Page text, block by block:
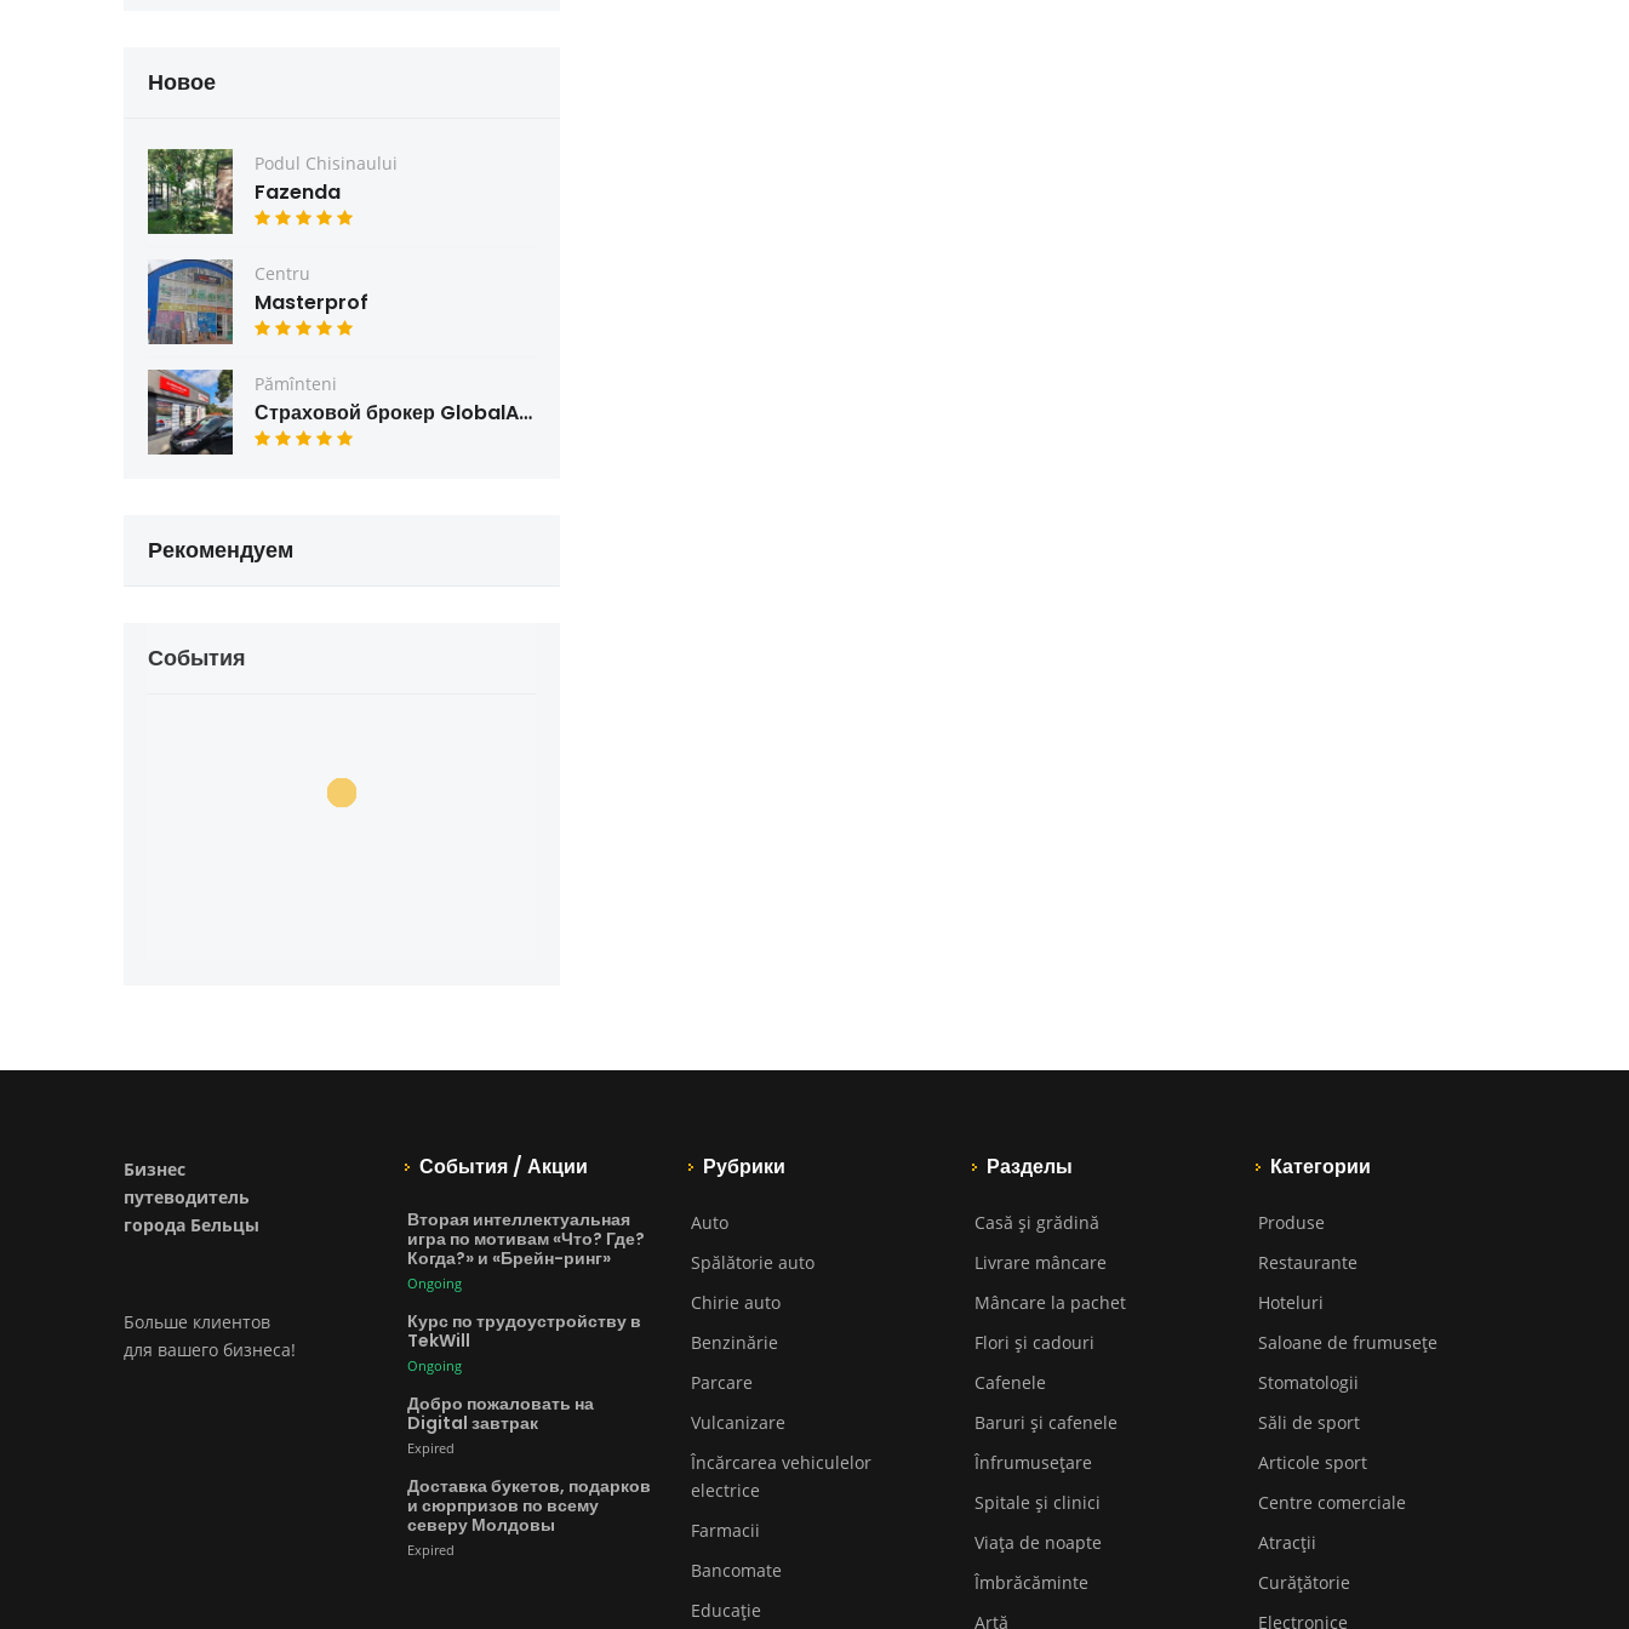
Новое
Podul Chisinaului
Fazenda
Centru
Masterprof
Pămînteni
Страховой брокер GlobalAsig
Рекомендуем
События
Бизнес
путеводитель
города Бельцы
Больше клиентов
для вашего бизнеса!
События / Акции
Вторая интеллектуальная
игра по мотивам «Что? Где?
Когда?» и «Брейн-ринг»
Ongoing
Курс по трудоустройству в
TekWill
Ongoing
Добро пожаловать на
Digital завтрак
Expired
Доставка букетов, подарков
и сюрпризов по всему
северу Молдовы
Expired
Рубрики
Auto
Spălătorie auto
Chirie auto
Benzinărie
Parcare
Vulcanizare
Încărcarea vehiculelor
electrice
Farmacii
Bancomate
Educaţie
Разделы
Casă și grădină
Livrare mâncare
Mâncare la pachet
Flori și cadouri
Cafenele
Baruri și cafenele
Înfrumusețare
Spitale și clinici
Viața de noapte
Îmbrăcăminte
Artă
Категории
Produse
Restaurante
Hoteluri
Saloane de frumusețe
Stomatologii
Săli de sport
Articole sport
Centre comerciale
Atracții
Curățătorie
Electronice